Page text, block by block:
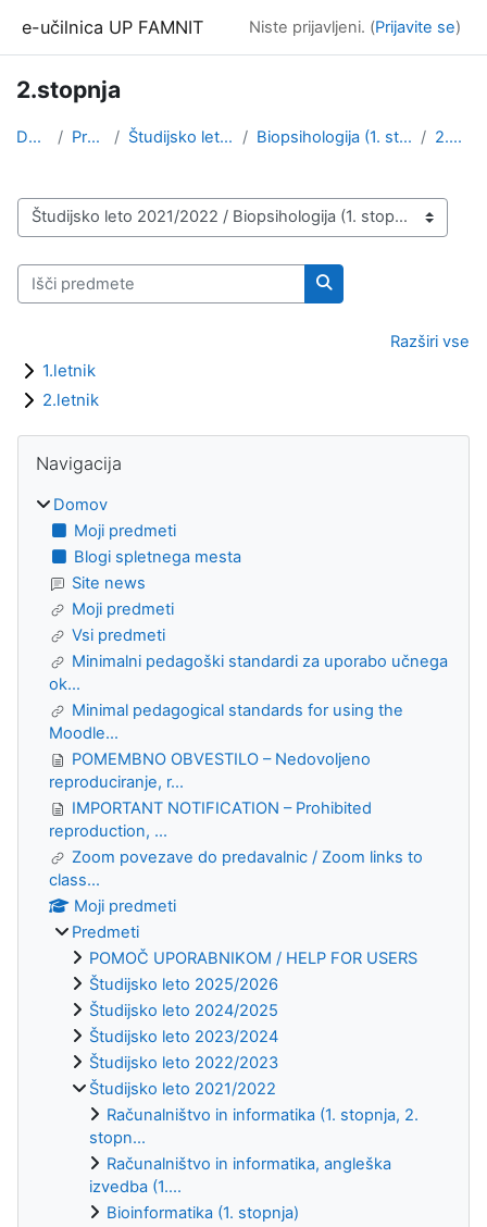
e-učilnica UP FAMNIT Niste prijavljeni. (Prijavite se)
2.stopnja
Domov Predmeti Študijsko leto 2021/2022 Biopsihologija (1. stopnja, 2. stopnja) 2.stopnja
Kategorije predmetov
Išči predmete
Išči predmete
Razširi vse
1.letnik
2.letnik
Bloki
Navigacija
Domov
Moji predmeti
Blogi spletnega mesta
Site news
Moji predmeti
Vsi predmeti
Minimalni pedagoški standardi za uporabo učnega
ok...
Minimal pedagogical standards for using the
Moodle...
POMEMBNO OBVESTILO – Nedovoljeno
reproduciranje, r...
IMPORTANT NOTIFICATION – Prohibited
reproduction, ...
Zoom povezave do predavalnic / Zoom links to
class...
Moji predmeti
Predmeti
POMOČ UPORABNIKOM / HELP FOR USERS
Študijsko leto 2025/2026
Študijsko leto 2024/2025
Študijsko leto 2023/2024
Študijsko leto 2022/2023
Študijsko leto 2021/2022
Računalništvo in informatika (1. stopnja, 2.
stopn...
Računalništvo in informatika, angleška
izvedba (1....
Bioinformatika (1. stopnja)